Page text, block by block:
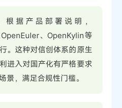
根据产品部署说明，
、OpenKylin等
。这种对信创体系的原生
进入对国产化有严格要求
景，满足合规性门槛。